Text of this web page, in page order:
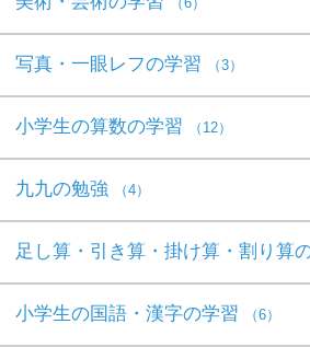
写真・一眼レフの学習 （3）
小学生の算数の学習 （12）
九九の勉強 （4）
足し算・引き算・掛け算・割り算
小学生の国語・漢字の学習 （6）